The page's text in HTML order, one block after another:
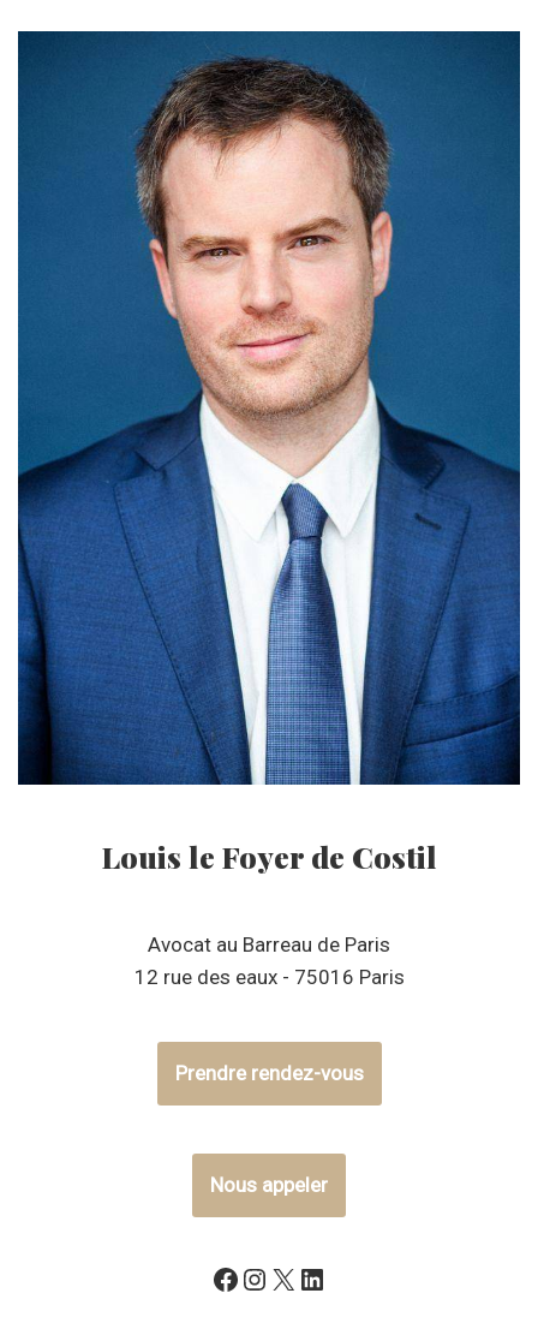
Louis le Foyer de Costil
Avocat au Barreau de Paris
12 rue des eaux - 75016 Paris
Prendre rendez-vous
Nous appeler